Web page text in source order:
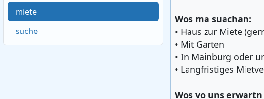
miete
suche
Wos ma suachan:
• Haus zur Miete
• Mit Garten
• In Mainburg oder
• Langfristiges
Wos vo uns